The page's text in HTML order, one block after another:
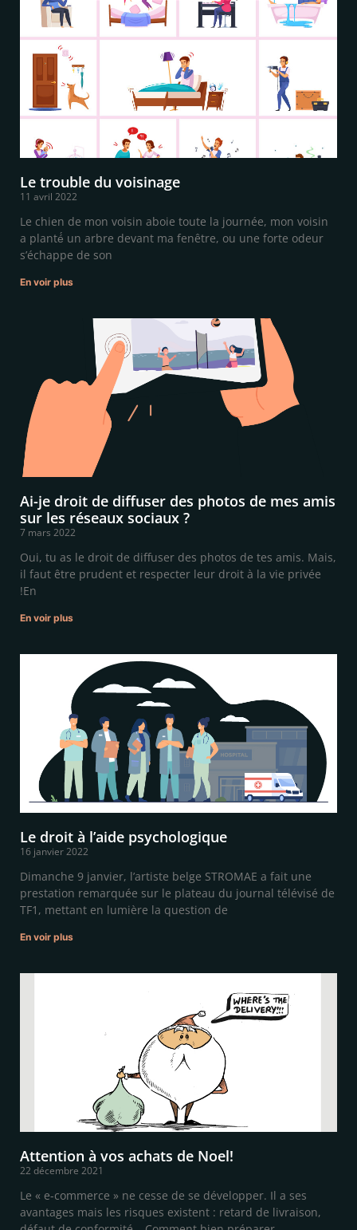
Le trouble du voisinage
11 avril 2022
Le chien de mon voisin aboie toute la journée, mon voisin
a planté́ un arbre devant ma fenêtre, ou une forte odeur
s’échappe de son
En voir plus
Ai-je droit de diffuser des photos de mes amis
sur les réseaux sociaux ?
7 mars 2022
Oui, tu as le droit de diffuser des photos de tes amis. Mais,
il faut être prudent et respecter leur droit à la vie privée
!En
En voir plus
Le droit à l’aide psychologique
16 janvier 2022
Dimanche 9 janvier, l’artiste belge STROMAE a fait une
prestation remarquée sur le plateau du journal télévisé de
TF1, mettant en lumière la question de
En voir plus
Attention à vos achats de Noel!
22 décembre 2021
Le « e-commerce » ne cesse de se développer. Il a ses
avantages mais les risques existent : retard de livraison,